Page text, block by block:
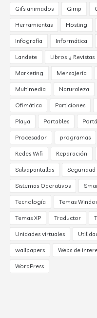
Gifs animados Gimp
Herramientas Hosting
Infografía Informática
Landete Libros y Revistas
Marketing Mensajería
Multimedia Naturaleza
Ofimática Particiones
Playa Portables
Procesador programas
Redes Wifi Reparación
Salvapantallas
Sistemas Operativos
Tecnología Temas
Temas XP Traductor
Unidades virtuales
wallpapers Webs de
WordPress